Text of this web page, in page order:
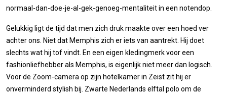
normaal-dan-doe-je-al-gek-genoeg-mentaliteit in een notendop.
Gelukkig ligt de tijd dat men zich druk maakte over een hoed ver
achter ons. Niet dat Memphis zich er iets van aantrekt. Hij doet
slechts wat hij tof vindt. En een eigen kledingmerk voor een
fashionliefhebber als Memphis, is eigenlijk niet meer dan logisch.
Voor de Zoom-camera op zijn hotelkamer in Zeist zit hij er
onverminderd stylish bij. Zwarte Nederlands elftal polo om de